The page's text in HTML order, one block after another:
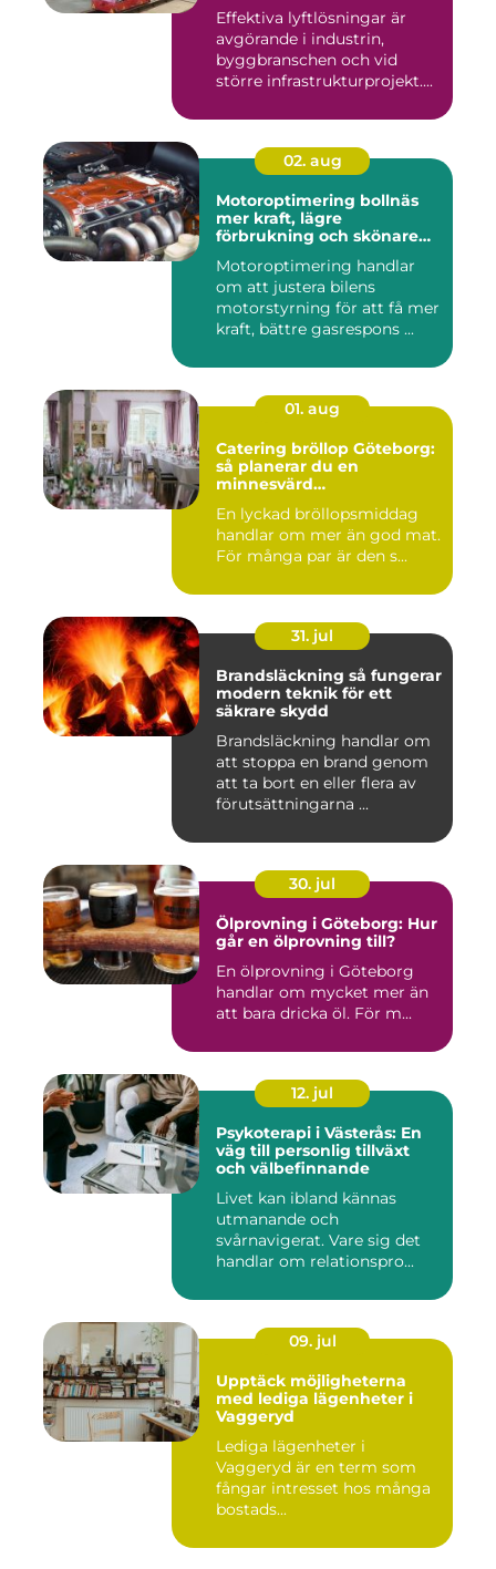
Effektiva lyftlösningar är
avgörande i industrin,
byggbranschen och vid
större infrastrukturprojekt....
02. aug
Motoroptimering bollnäs
mer kraft, lägre
förbrukning och skönare
Motoroptimering handlar
om att justera bilens
motorstyrning för att få mer
kraft, bättre gasrespons ...
01. aug
Catering bröllop Göteborg:
så planerar du en
minnesvärd
En lyckad bröllopsmiddag
handlar om mer än god mat.
För många par är den s...
31. jul
Brandsläckning så fungerar
modern teknik för ett
säkrare skydd
Brandsläckning handlar om
att stoppa en brand genom
att ta bort en eller flera av
förutsättningarna ...
30. jul
Ölprovning i Göteborg: Hur
går en ölprovning till?
En ölprovning i Göteborg
handlar om mycket mer än
att bara dricka öl. För m...
12. jul
Psykoterapi i Västerås: En
väg till personlig tillväxt
och välbefinnande
Livet kan ibland kännas
utmanande och
svårnavigerat. Vare sig det
handlar om relationspro...
09. jul
Upptäck möjligheterna
med lediga lägenheter i
Vaggeryd
Lediga lägenheter i
Vaggeryd är en term som
fångar intresset hos många
bostads...